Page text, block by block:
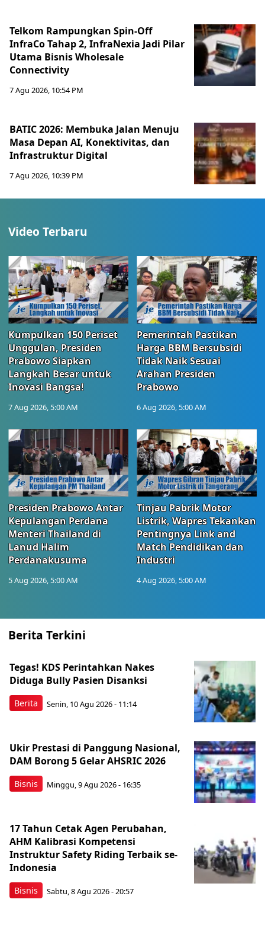
Telkom Rampungkan Spin-Off
InfraCo Tahap 2, InfraNexia Jadi Pilar
Utama Bisnis Wholesale
Connectivity
7 Agu 2026, 10:54 PM
BATIC 2026: Membuka Jalan Menuju
Masa Depan AI, Konektivitas, dan
Infrastruktur Digital
7 Agu 2026, 10:39 PM
Video Terbaru
Kumpulkan 150 Periset
Unggulan, Presiden
Prabowo Siapkan
Langkah Besar untuk
Inovasi Bangsa!
7 Aug 2026, 5:00 AM
Pemerintah Pastikan
Harga BBM Bersubsidi
Tidak Naik Sesuai
Arahan Presiden
Prabowo
6 Aug 2026, 5:00 AM
Presiden Prabowo Antar
Kepulangan Perdana
Menteri Thailand di
Lanud Halim
Perdanakusuma
5 Aug 2026, 5:00 AM
Tinjau Pabrik Motor
Listrik, Wapres Tekankan
Pentingnya Link and
Match Pendidikan dan
Industri
4 Aug 2026, 5:00 AM
Berita Terkini
Berita
Tegas! KDS Perintahkan Nakes
Diduga Bully Pasien Disanksi
Senin, 10 Agu 2026 - 11:14
Bisnis
Ukir Prestasi di Panggung Nasional,
DAM Borong 5 Gelar AHSRIC 2026
Minggu, 9 Agu 2026 - 16:35
Bisnis
17 Tahun Cetak Agen Perubahan,
AHM Kalibrasi Kompetensi
Instruktur Safety Riding Terbaik se-
Indonesia
Sabtu, 8 Agu 2026 - 20:57